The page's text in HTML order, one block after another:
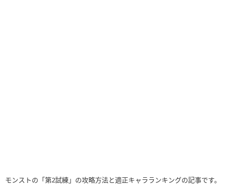
モンストの「第2試練」の攻略方法と適正キャラランキングの記事です。